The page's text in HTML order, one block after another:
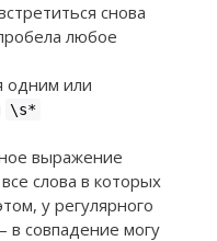
снова
любое
одним или
\s*
выражение
слова в которых
у регулярного
в совпадение могу